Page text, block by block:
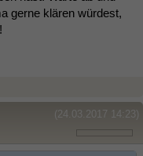
gerne klären würdest,
(24.03.2017 14:23)